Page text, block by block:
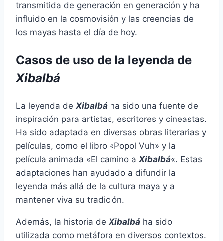
transmitida de generación en generación y ha
influido en la cosmovisión y las creencias de
los mayas hasta el día de hoy.
Casos de uso de la leyenda de
Xibalbá
La leyenda de Xibalbá ha sido una fuente de
inspiración para artistas, escritores y cineastas.
Ha sido adaptada en diversas obras literarias y
películas, como el libro «Popol Vuh» y la
película animada «El camino a Xibalbá«. Estas
adaptaciones han ayudado a difundir la
leyenda más allá de la cultura maya y a
mantener viva su tradición.
Además, la historia de Xibalbá ha sido
utilizada como metáfora en diversos contextos.